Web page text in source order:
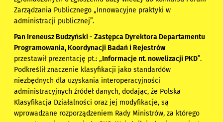
Zarządzania Publicznego „Innowacyjne praktyki w
administracji publicznej”.
Pan Ireneusz Budzyński - Zastępca Dyrektora Departamentu
Programowania, Koordynacji Badań i Rejestrów
przestawił prezentację pt.: „Informacje nt. nowelizacji PKD”.
Podkreślił znaczenie klasyfikacji jako standardów
niezbędnych dla uzyskania interoperacyjności
administracyjnych źródeł danych, dodając, że Polska
Klasyfikacja Działalności oraz jej modyfikacje, są
wprowadzane rozporządzeniem Rady Ministrów, za którego